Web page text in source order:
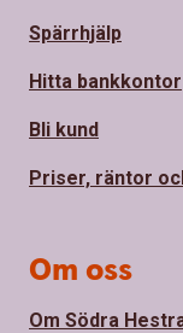
Spärrhjälp
Hitta bankkontor
Bli kund
Priser, räntor
Om oss
Om Södra